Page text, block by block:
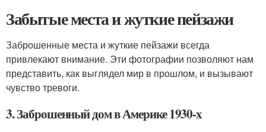
Забытые места и жуткие пейзажи
Заброшенные места и жуткие пейзажи всегда
привлекают внимание. Эти фотографии позволяют нам
представить, как выглядел мир в прошлом, и вызывают
чувство тревоги.
3. Заброшенный дом в Америке 1930-х